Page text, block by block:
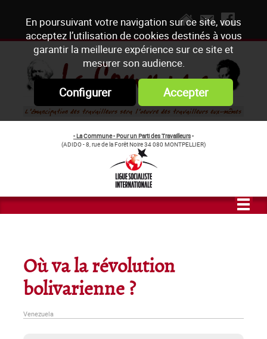
En poursuivant votre navigation sur ce site, vous
acceptez l’utilisation de cookies destinés à vous
garantir la meilleure expérience sur ce site et
mesurer son audience.
Configurer Accepter
- La Commune - Pour un Parti des Travailleurs-
(ADIDO - 8, rue de la Forêt Noire 34 080 MONTPELLIER)
Où va la révolution
bolivarienne ?
Venezuela